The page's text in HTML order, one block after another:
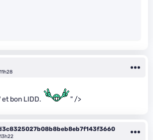
et bon LIDD. " />